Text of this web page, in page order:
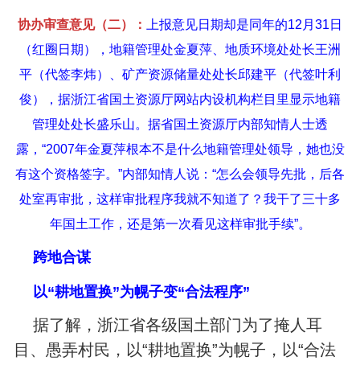
协办审查意见（二）：
上报意见日期却是同年的12月31日
（红圈日期），地籍管理处金夏萍、地质环境处处长王洲
平（代签李炜）、矿产资源储量处处长邱建平（代签叶利
俊），据浙江省国土资源厅网站内设机构栏目里显示地籍
管理处处长盛乐山。据省国土资源厅内部知情人士透
露，“2007年金夏萍根本不是什么地籍管理处领导，她也没
有这个资格签字。”内部知情人说：“怎么会领导先批，后各
处室再审批，这样审批程序我就不知道了？我干了三十多
年国土工作，还是第一次看见这样审批手续”。
跨地合谋
以“耕地置换”为幌子变“合法程序”
据了解，浙江省各级国土部门为了掩人耳
目、愚弄村民，以“耕地置换”为幌子，以“合法